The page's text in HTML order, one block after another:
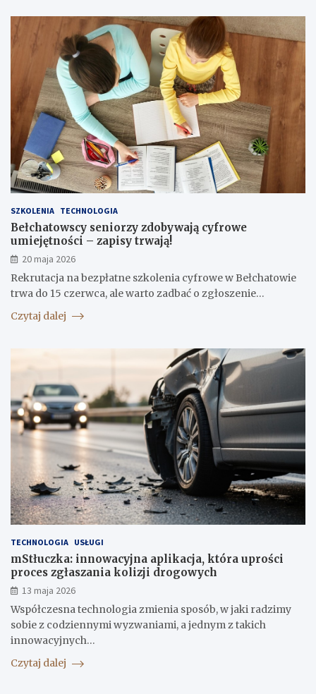
SZKOLENIA TECHNOLOGIA
Bełchatowscy seniorzy zdobywają cyfrowe
umiejętności – zapisy trwają!
20 maja 2026
Rekrutacja na bezpłatne szkolenia cyfrowe w Bełchatowie
trwa do 15 czerwca, ale warto zadbać o zgłoszenie…
Czytaj dalej
TECHNOLOGIA USŁUGI
mStłuczka: innowacyjna aplikacja, która uprości
proces zgłaszania kolizji drogowych
13 maja 2026
Współczesna technologia zmienia sposób, w jaki radzimy
sobie z codziennymi wyzwaniami, a jednym z takich
innowacyjnych…
Czytaj dalej